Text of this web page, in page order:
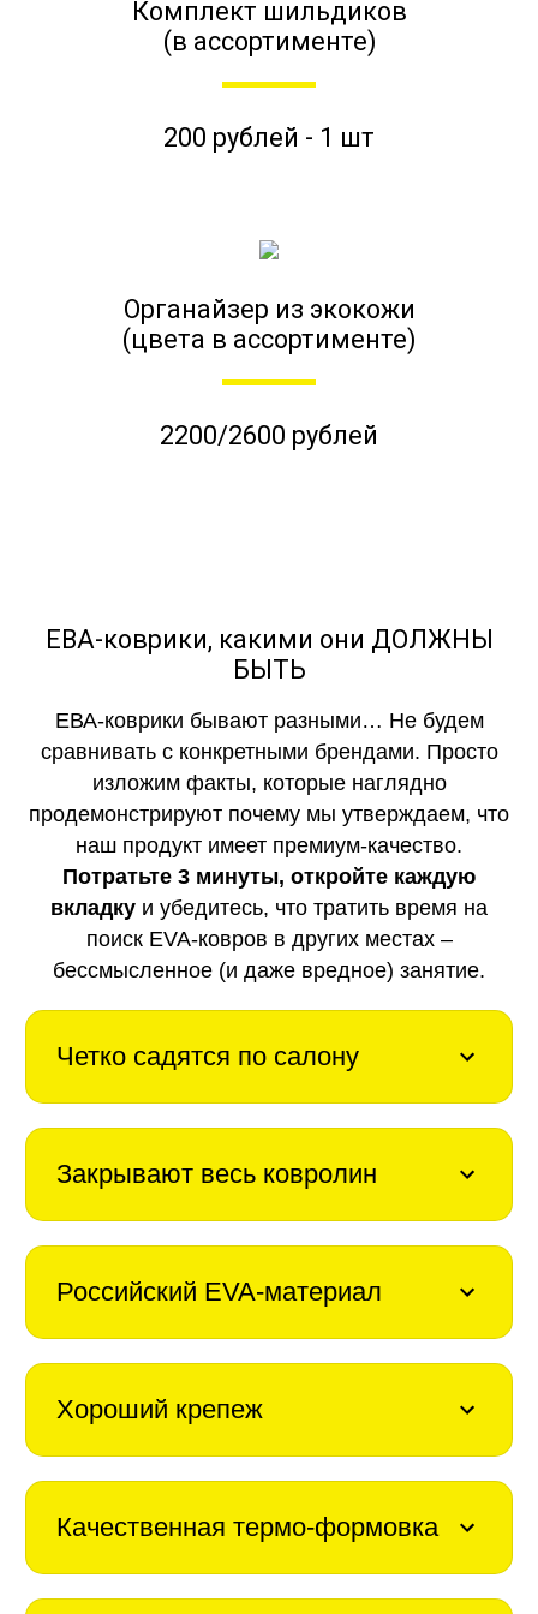
Комплект шильдиков
(в ассортименте)
200 рублей - 1 шт
Органайзер из экокожи
(цвета в ассортименте)
2200/2600 рублей
ЕВА-коврики, какими они ДОЛЖНЫ
БЫТЬ
ЕВА-коврики бывают разными… Не будем
сравнивать с конкретными брендами. Просто
изложим факты, которые наглядно
продемонстрируют почему мы утверждаем, что
наш продукт имеет премиум-качество.
Потратьте 3 минуты, откройте каждую
вкладку и убедитесь, что тратить время на
поиск EVA-ковров в других местах –
бессмысленное (и даже вредное) занятие.
Четко садятся по салону
Закрывают весь ковролин
Российский EVA-материал
Хороший крепеж
Качественная термо-формовка